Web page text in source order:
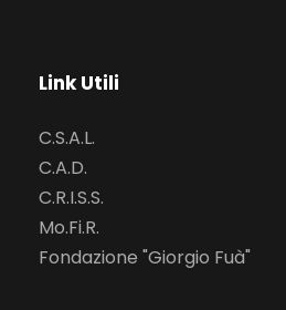
Link Utili
C.S.A.L.
C.A.D.
C.R.I.S.S.
Mo.Fi.R.
Fondazione "Giorgio Fuà"